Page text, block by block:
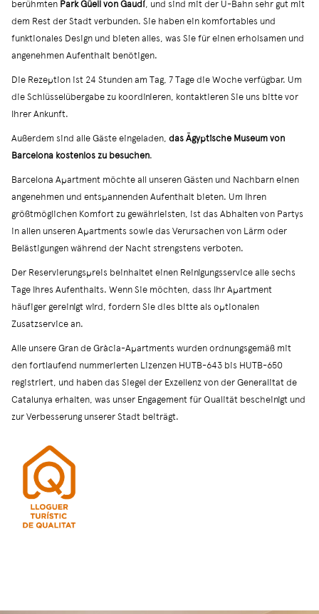
berühmten Park Güell von Gaudí, und sind mit der U-Bahn sehr gut mit
dem Rest der Stadt verbunden. Sie haben ein komfortables und
funktionales Design und bieten alles, was Sie für einen erholsamen und
angenehmen Aufenthalt benötigen.
Die Rezeption ist 24 Stunden am Tag, 7 Tage die Woche verfügbar. Um
die Schlüsselübergabe zu koordinieren, kontaktieren Sie uns bitte vor
Ihrer Ankunft.
Außerdem sind alle Gäste eingeladen, das Ägyptische Museum von
Barcelona kostenlos zu besuchen.
Barcelona Apartment möchte all unseren Gästen und Nachbarn einen
angenehmen und entspannenden Aufenthalt bieten. Um Ihren
größtmöglichen Komfort zu gewährleisten, ist das Abhalten von Partys
in allen unseren Apartments sowie das Verursachen von Lärm oder
Belästigungen während der Nacht strengstens verboten.
Der Reservierungspreis beinhaltet einen Reinigungsservice alle sechs
Tage Ihres Aufenthalts. Wenn Sie möchten, dass Ihr Apartment
häufiger gereinigt wird, fordern Sie dies bitte als optionalen
Zusatzservice an.
Alle unsere Gran de Gràcia-Apartments wurden ordnungsgemäß mit
den fortlaufend nummerierten Lizenzen HUTB-643 bis HUTB-650
registriert, und haben das Siegel der Exzellenz von der Generalitat de
Catalunya erhalten, was unser Engagement für Qualität bescheinigt und
zur Verbesserung unserer Stadt beiträgt.